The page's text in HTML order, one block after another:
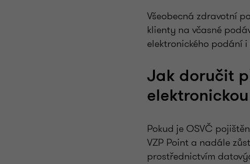
Všeobecná zdravotní
klienty na včasné
elektronického podání
Jak doručit
Pokud je OSVČ
VZP Point a nadále
prostřednictvím